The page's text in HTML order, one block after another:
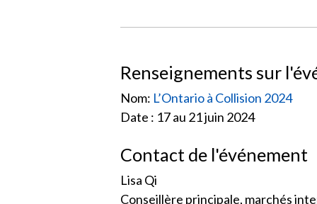
Renseignements sur
Nom: L’Ontario à Collision 2024
Date : 17 au 21 juin 2024
Contact de l'événement
Lisa Qi
Conseillère principale, marchés